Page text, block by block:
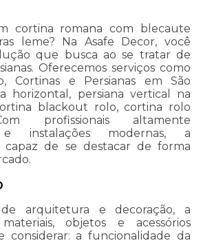
cortina romana com blecaute
leme? Na Asafe Decor, você
que busca ao se tratar de
Oferecemos serviços como
Cortinas e Persianas em São
horizontal, persiana vertical na
blackout rolo, cortina rolo
profissionais altamente
e instalações modernas, a
capaz de se destacar de forma
arquitetura e decoração, a
objetos e acessórios
considerar: a funcionalidade da